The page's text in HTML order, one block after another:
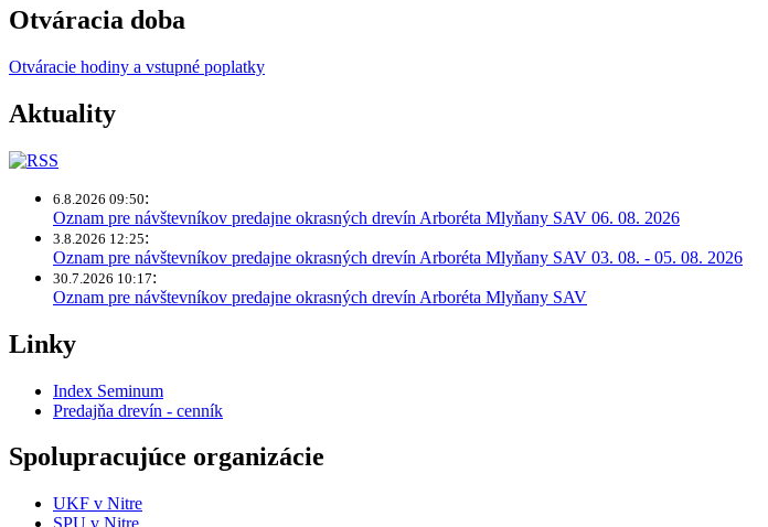
Otváracia doba
Otváracie hodiny a vstupné poplatky
Aktuality
6.8.2026 09:50:
Oznam pre návštevníkov predajne okrasných drevín Arboréta Mlyňany SAV 06. 08. 2026
3.8.2026 12:25:
Oznam pre návštevníkov predajne okrasných drevín Arboréta Mlyňany SAV 03. 08. - 05. 08. 2026
30.7.2026 10:17:
Oznam pre návštevníkov predajne okrasných drevín Arboréta Mlyňany SAV
Linky
Index Seminum
Predajňa drevín - cenník
Spolupracujúce organizácie
UKF v Nitre